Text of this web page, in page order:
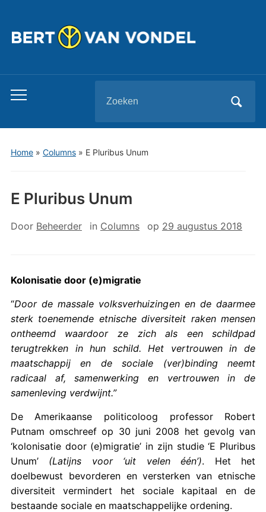
Toggle
menu
naar:
Home» Columns» E Pluribus Unum
E Pluribus Unum
Door Beheerder in Columns op 29 augustus 2018
Kolonisatie door (e)migratie
“Door de massale volksverhuizingen en de daarmee
sterk toenemende etnische diversiteit raken mensen
ontheemd waardoor ze zich als een schildpad
terugtrekken in hun schild. Het vertrouwen in de
maatschappij en de sociale (ver)binding neemt
radicaal af, samenwerking en vertrouwen in de
samenleving verdwijnt.”
De Amerikaanse politicoloog professor Robert
Putnam omschreef op 30 juni 2008 het gevolg van
‘kolonisatie door (e)migratie’ in zijn studie ‘E Pluribus
Unum’ (Latijns voor ‘uit velen één’). Het het
doelbewust bevorderen en versterken van etnische
diversiteit vermindert het sociale kapitaal en de
bestaande sociale en maatschappelijke ordening.